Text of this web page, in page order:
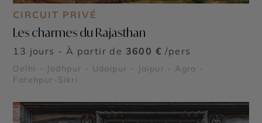
CIRCUIT PRIVÉ
Les charmes du Rajasthan
13 jours - À partir de 3600 € /pers
Delhi - Jodhpur - Udaipur - Jaipur - Agra -
Fatehpur-Sikri